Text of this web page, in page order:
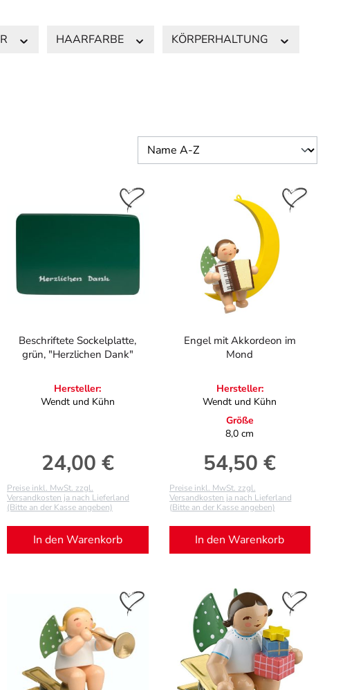
HAARFARBE KÖRPERHALTUNG
Beschriftete Sockelplatte,
grün, "Herzlichen Dank"
Hersteller:
Wendt und Kühn
Regulärer Preis:
24,00 €
Preise inkl. MwSt. zzgl.
Versandkosten ja nach Lieferland
(Bitte an der Kasse angeben)
In den Warenkorb
Engel mit Akkordeon im
Mond
Hersteller:
Wendt und Kühn
Größe
8,0 cm
Regulärer Preis:
54,50 €
Preise inkl. MwSt. zzgl.
Versandkosten ja nach Lieferland
(Bitte an der Kasse angeben)
In den Warenkorb